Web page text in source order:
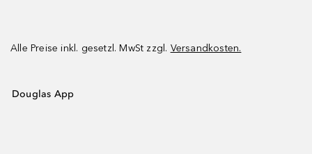
Alle Preise inkl. gesetzl. MwSt zzgl. Versandkosten.
Douglas App